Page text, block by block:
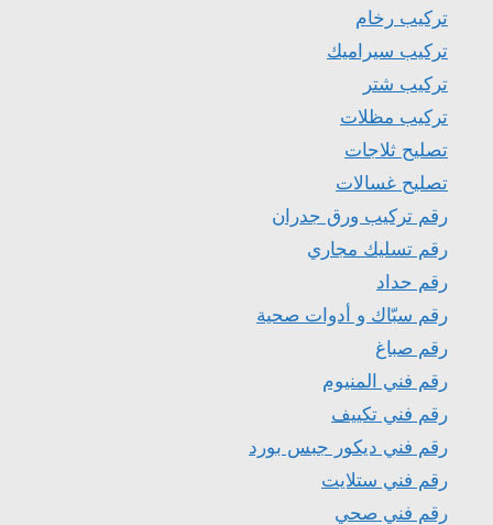
تركيب رخام
تركيب سيراميك
تركيب شتر
تركيب مظلات
تصليح ثلاجات
تصليح غسالات
رقم تركيب ورق جدران
رقم تسليك مجاري
رقم حداد
رقم سبّاك و أدوات صحية
رقم صباغ
رقم فني المنيوم
رقم فني تكييف
رقم فني ديكور جبس بورد
رقم فني ستلايت
رقم فني صحي